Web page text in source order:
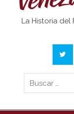
La Historia